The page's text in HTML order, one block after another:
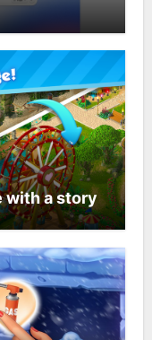
with a story